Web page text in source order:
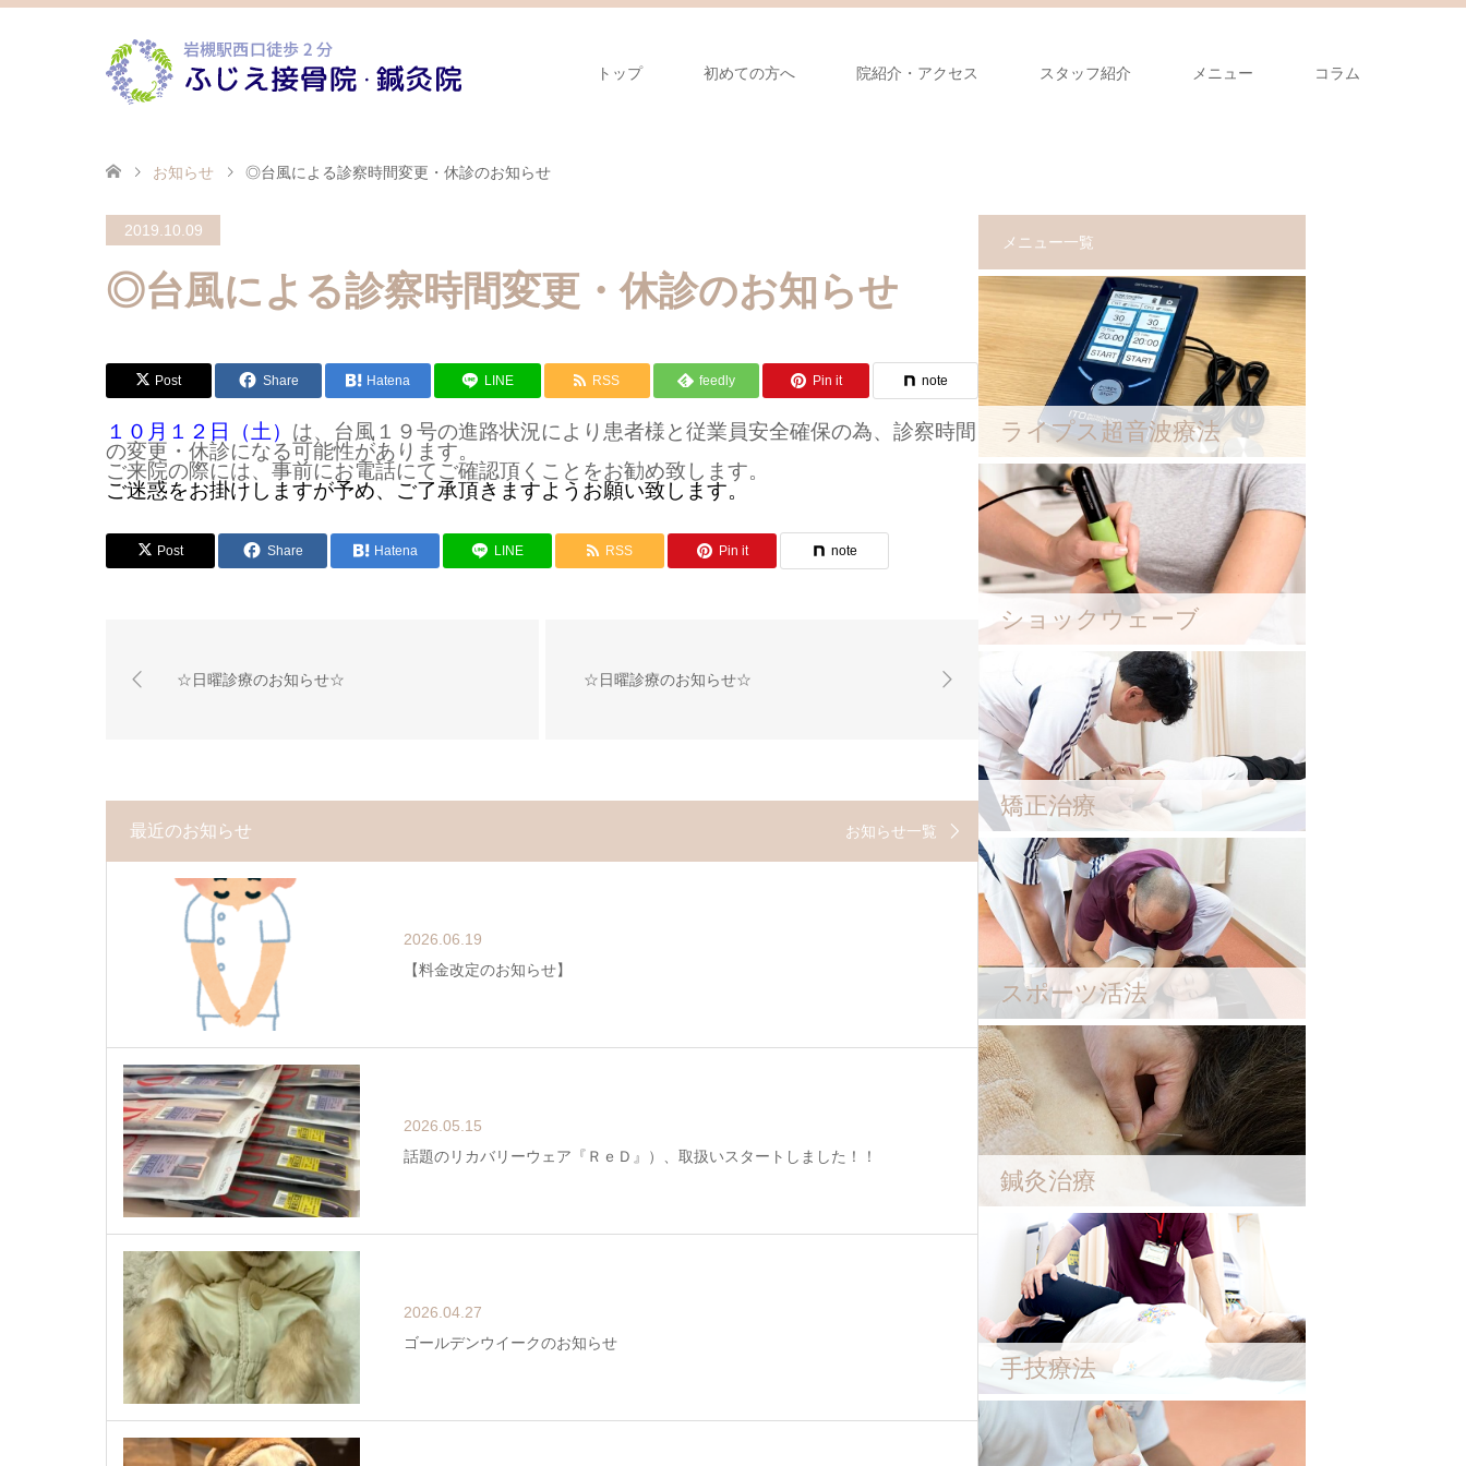
トップ 初めての方へ 院紹介・アクセス スタッフ紹介 メニュー コラム
お知らせ ◎台風による診察時間変更・休診のお知らせ
2019.10.09
◎台風による診察時間変更・休診のお知らせ
Post Share Hatena LINE RSS feedly Pin it note
１０月１２日（土） は、台風１９号の進路状況により患者様と従業員安全確保の為、診察時間
の変更・休診になる可能性があります。
ご来院の際には、事前にお電話にてご確認頂くことをお勧め致します。
ご迷惑をお掛けしますが予め、ご了承頂きますようお願い致します。
Post Share Hatena LINE RSS Pin it note
☆日曜診療のお知らせ☆ ☆日曜診療のお知らせ☆
最近のお知らせ お知らせ一覧
2026.06.19
【料金改定のお知らせ】
2026.05.15
話題のリカバリーウェア『ＲｅＤ』）、取扱いスタートしました！！
2026.04.27
ゴールデンウイークのお知らせ
メニュー一覧
ライプス超音波療法
ショックウェーブ
矯正治療
スポーツ活法
鍼灸治療
手技療法